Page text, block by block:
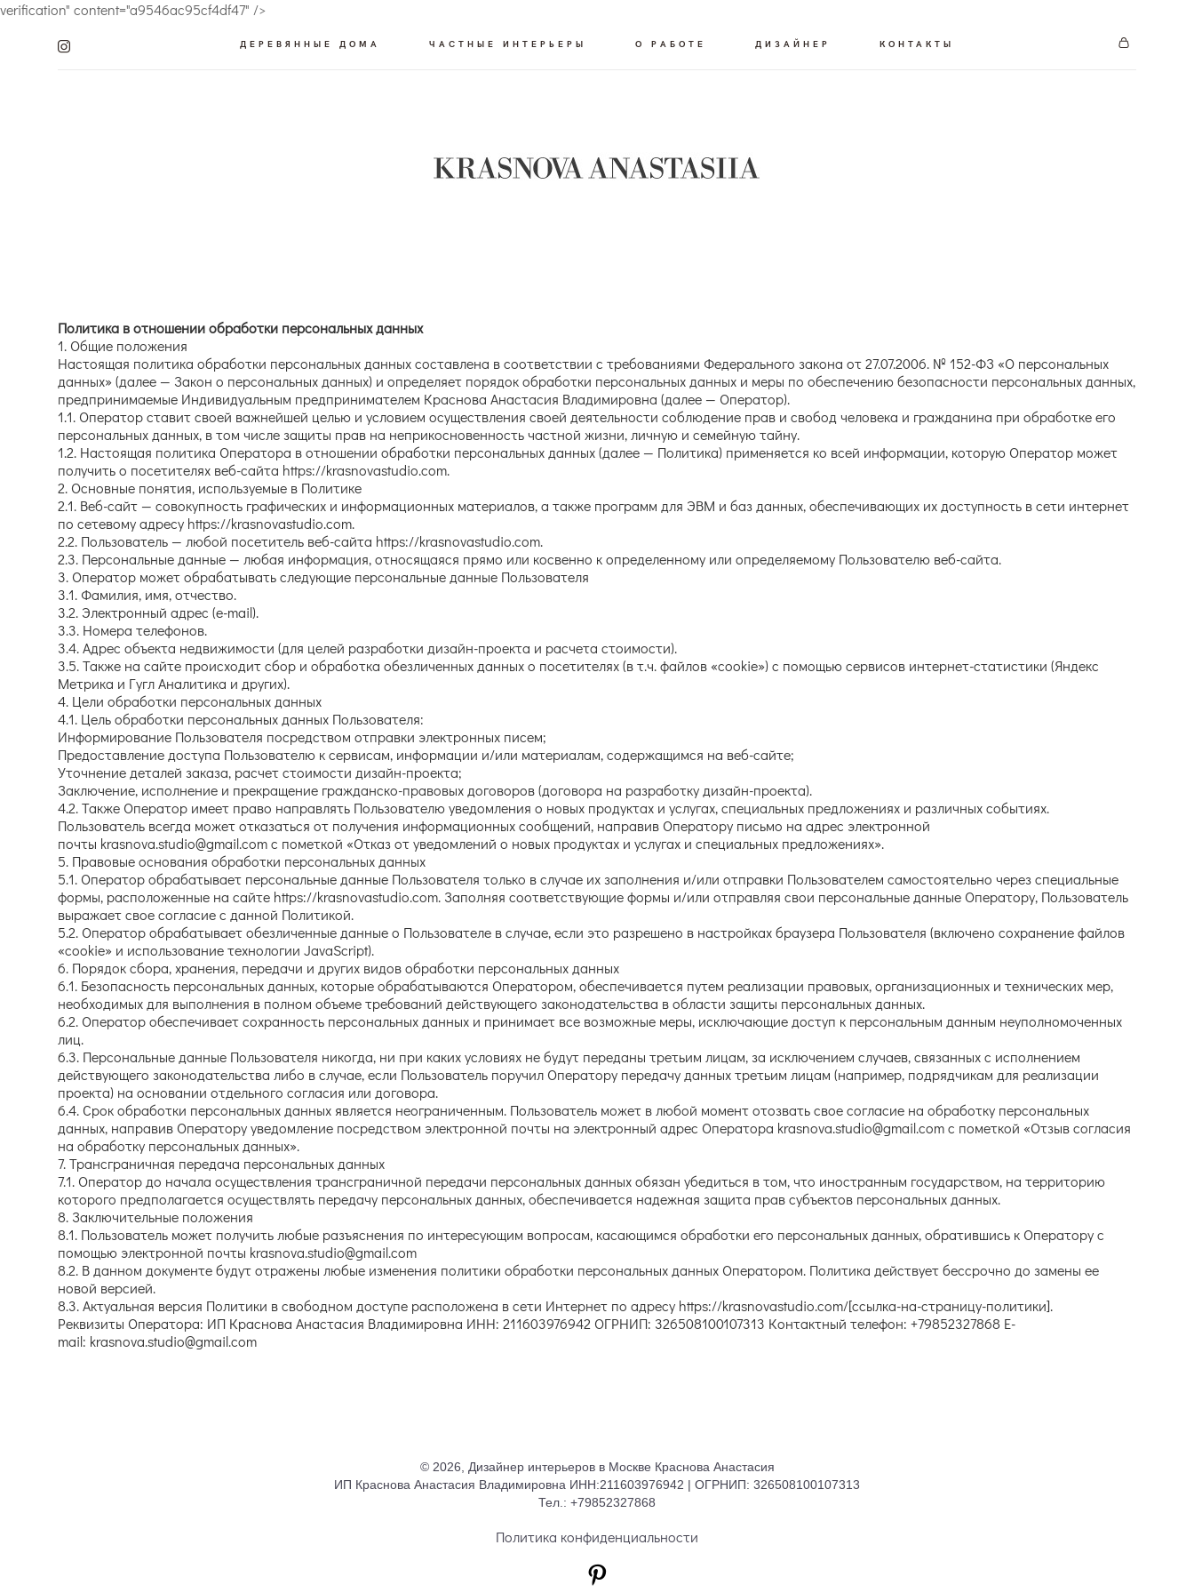
verification" content="a9546ac95cf4df47" />
ДЕРЕВЯННЫЕ ДОМА ЧАСТНЫЕ ИНТЕРЬЕРЫ О РАБОТЕ ДИЗАЙНЕР КОНТАКТЫ
Политика в отношении обработки персональных данных
1. Общие положения
Настоящая политика обработки персональных данных составлена в соответствии с требованиями Федерального закона от 27.07.2006. № 152-ФЗ «О персональных
данных» (далее — Закон о персональных данных) и определяет порядок обработки персональных данных и меры по обеспечению безопасности персональных данных,
предпринимаемые Индивидуальным предпринимателем Краснова Анастасия Владимировна (далее — Оператор).
1.1. Оператор ставит своей важнейшей целью и условием осуществления своей деятельности соблюдение прав и свобод человека и гражданина при обработке его
персональных данных, в том числе защиты прав на неприкосновенность частной жизни, личную и семейную тайну.
1.2. Настоящая политика Оператора в отношении обработки персональных данных (далее — Политика) применяется ко всей информации, которую Оператор может
получить о посетителях веб-сайта https://krasnovastudio.com.
2. Основные понятия, используемые в Политике
2.1. Веб-сайт — совокупность графических и информационных материалов, а также программ для ЭВМ и баз данных, обеспечивающих их доступность в сети интернет
по сетевому адресу https://krasnovastudio.com.
2.2. Пользователь — любой посетитель веб-сайта https://krasnovastudio.com.
2.3. Персональные данные — любая информация, относящаяся прямо или косвенно к определенному или определяемому Пользователю веб-сайта.
3. Оператор может обрабатывать следующие персональные данные Пользователя
3.1. Фамилия, имя, отчество.
3.2. Электронный адрес (e-mail).
3.3. Номера телефонов.
3.4. Адрес объекта недвижимости (для целей разработки дизайн-проекта и расчета стоимости).
3.5. Также на сайте происходит сбор и обработка обезличенных данных о посетителях (в т.ч. файлов «cookie») с помощью сервисов интернет-статистики (Яндекс
Метрика и Гугл Аналитика и других).
4. Цели обработки персональных данных
4.1. Цель обработки персональных данных Пользователя:
Информирование Пользователя посредством отправки электронных писем;
Предоставление доступа Пользователю к сервисам, информации и/или материалам, содержащимся на веб-сайте;
Уточнение деталей заказа, расчет стоимости дизайн-проекта;
Заключение, исполнение и прекращение гражданско-правовых договоров (договора на разработку дизайн-проекта).
4.2. Также Оператор имеет право направлять Пользователю уведомления о новых продуктах и услугах, специальных предложениях и различных событиях.
Пользователь всегда может отказаться от получения информационных сообщений, направив Оператору письмо на адрес электронной
почты krasnova.studio@gmail.com с пометкой «Отказ от уведомлений о новых продуктах и услугах и специальных предложениях».
5. Правовые основания обработки персональных данных
5.1. Оператор обрабатывает персональные данные Пользователя только в случае их заполнения и/или отправки Пользователем самостоятельно через специальные
формы, расположенные на сайте https://krasnovastudio.com. Заполняя соответствующие формы и/или отправляя свои персональные данные Оператору, Пользователь
выражает свое согласие с данной Политикой.
5.2. Оператор обрабатывает обезличенные данные о Пользователе в случае, если это разрешено в настройках браузера Пользователя (включено сохранение файлов
«cookie» и использование технологии JavaScript).
6. Порядок сбора, хранения, передачи и других видов обработки персональных данных
6.1. Безопасность персональных данных, которые обрабатываются Оператором, обеспечивается путем реализации правовых, организационных и технических мер,
необходимых для выполнения в полном объеме требований действующего законодательства в области защиты персональных данных.
6.2. Оператор обеспечивает сохранность персональных данных и принимает все возможные меры, исключающие доступ к персональным данным неуполномоченных
лиц.
6.3. Персональные данные Пользователя никогда, ни при каких условиях не будут переданы третьим лицам, за исключением случаев, связанных с исполнением
действующего законодательства либо в случае, если Пользователь поручил Оператору передачу данных третьим лицам (например, подрядчикам для реализации
проекта) на основании отдельного согласия или договора.
6.4. Срок обработки персональных данных является неограниченным. Пользователь может в любой момент отозвать свое согласие на обработку персональных
данных, направив Оператору уведомление посредством электронной почты на электронный адрес Оператора krasnova.studio@gmail.com с пометкой «Отзыв согласия
на обработку персональных данных».
7. Трансграничная передача персональных данных
7.1. Оператор до начала осуществления трансграничной передачи персональных данных обязан убедиться в том, что иностранным государством, на территорию
которого предполагается осуществлять передачу персональных данных, обеспечивается надежная защита прав субъектов персональных данных.
8. Заключительные положения
8.1. Пользователь может получить любые разъяснения по интересующим вопросам, касающимся обработки его персональных данных, обратившись к Оператору с
помощью электронной почты krasnova.studio@gmail.com
8.2. В данном документе будут отражены любые изменения политики обработки персональных данных Оператором. Политика действует бессрочно до замены ее
новой версией.
8.3. Актуальная версия Политики в свободном доступе расположена в сети Интернет по адресу https://krasnovastudio.com/[ссылка-на-страницу-политики].
Реквизиты Оператора: ИП Краснова Анастасия Владимировна ИНН: 211603976942 ОГРНИП: 326508100107313 Контактный телефон: +79852327868 E-
mail: krasnova.studio@gmail.com
© 2026, Дизайнер интерьеров в Москве Краснова Анастасия
ИП Краснова Анастасия Владимировна ИНН:211603976942 | ОГРНИП: 326508100107313
Тел.: +79852327868
Политика конфиденциальности